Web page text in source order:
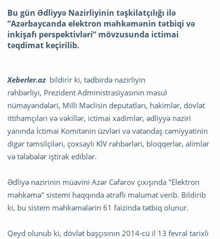
Bu gün Ədliyyə Nazirliyinin təşkilatçılığı ilə
“Azərbaycanda elektron məhkəmənin tətbiqi və
inkişafı perspektivləri” mövzusunda ictimai
təqdimat keçirilib.
Xeberler.az bildirir ki, tədbirdə nazirliyin
rəhbərliyi, Prezident Administrasiyasının məsul
nümayəndələri, Milli Məclisin deputatları, hakimlər, dövlət
ittihamçıları və vəkillər, ictimai xadimlər, ədliyyə naziri
yanında İctimai Komitənin üzvləri və vətəndaş cəmiyyətinin
digər təmsilçiləri, çoxsaylı KİV rəhbərləri, bloqqerlər, alimlər
və tələbələr iştirak ediblər.
Ədliyə nazirinin müavini Azər Cəfərov çıxışında "Elektron
məhkəmə" sistemi haqqında ətraflı məlumat verib. Bildirib
ki, bu sistem məhkəmələrin 61 faizində tətbiq olunur.
Qeyd olunub ki, dövlət başçısının 2014-cü il 13 fevral tarixli